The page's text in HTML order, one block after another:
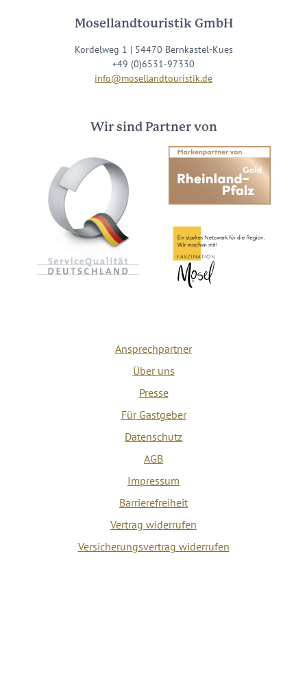
Mosellandtouristik GmbH
Kordelweg 1 | 54470 Bernkastel-Kues
+49 (0)6531-97330
info@mosellandtouristik.de
Wir sind Partner von
Ansprechpartner
Über uns
Presse
Für Gastgeber
Datenschutz
AGB
Impressum
Barrierefreiheit
Vertrag widerrufen
Versicherungsvertrag widerrufen